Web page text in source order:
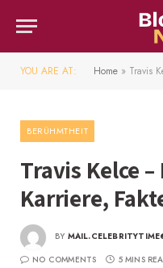
YOU ARE AT: Home » Travis
BERÜHMTHEIT
Travis Kelce
Karriere,
BY
NO COMMENTS
5 MINS